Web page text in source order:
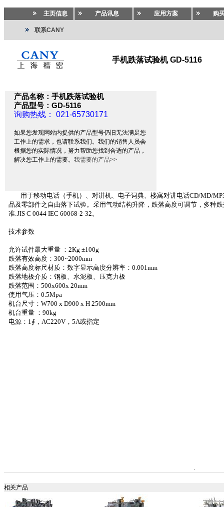
主页信息 产品讯息 应用方案 购
联系CANY
手机跌落试验机 GD-5116
产品名称：手机跌落试验机
产品型号：GD-5116
询购热线： 021-65730171
如果您发现网站内提供的产品型号仍旧无法满足您
工作上的需求，也请联系我们。我们的销售人员会
根据您的实际情况，努力帮助您找到合适的产品，
解决您工作上的需要。 我需要的产品>>
用于移动电话（手机）、对讲机、电子词典、楼寓对讲电话CD/MD/
品及零部件之自由落下试验。采用气动结构升降，跌落高度可调节，多种
准:JIS C 0044 IEC 60068-2-32。
技术参数
允许试件最大重量 ：2Kg ±100g
跌落有效高度：300~2000mm
跌落高度标尺材质：数字显示高度分辨率：0.001mm
跌落地板介质：钢板、水泥板、压克力板
跌落范围：500x600x20mm
使用气压：0.5Mpa
机台尺寸：W700 x D900 x H2500mm
机台重量 ：90kg
电源： 1∮，AC220V ，5A或指定
相关产品